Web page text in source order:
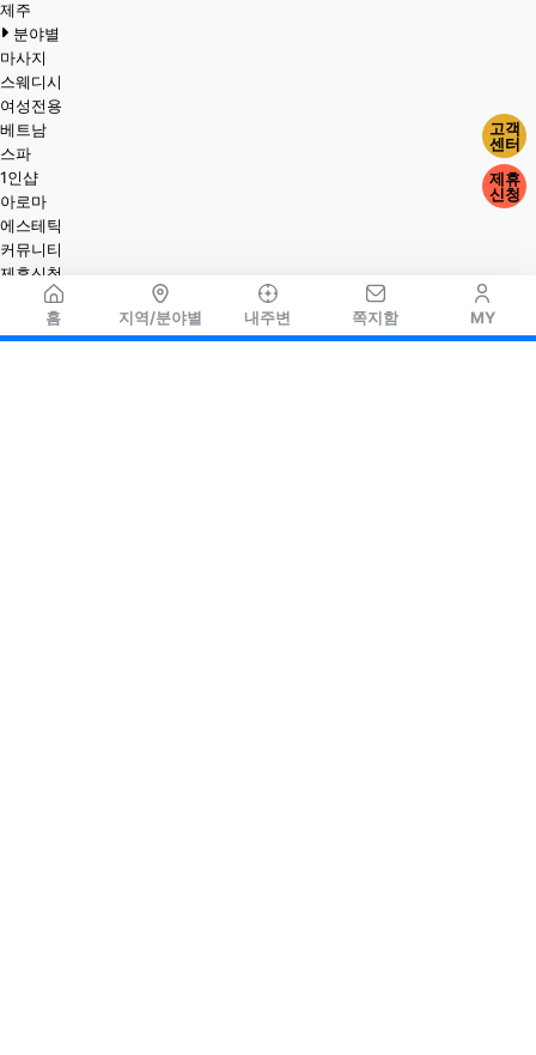
홈 지역/분야별 내주변 쪽지함 MY
제주
분야별
마사지
스웨디시
여성전용
베트남
스파
1인샵
아로마
에스테틱
커뮤니티
제휴신청
고객
센터
제휴
신청